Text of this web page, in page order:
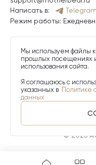
Написать в:
Telegram
Режим работы:
© 2026
Мы используем файлы
прошлых посещениях и
использования сайта.
Я соглашаюсь с
указанных в Политике
данных